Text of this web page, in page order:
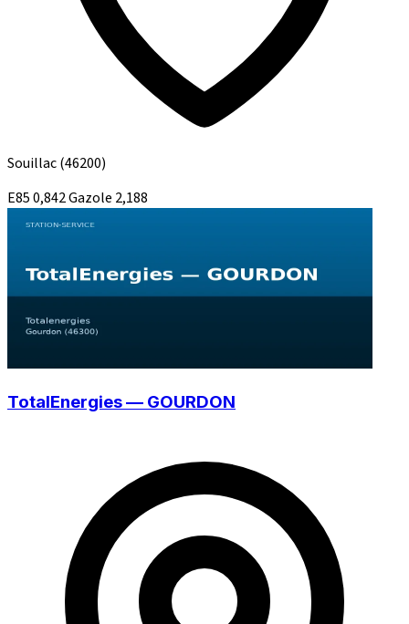
Souillac(46200)
E850,842Gazole 2,188
TotalEnergies — GOURDON